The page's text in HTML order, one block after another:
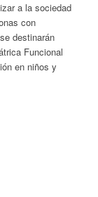
a la sociedad
con
destinarán
Funcional
en niños y